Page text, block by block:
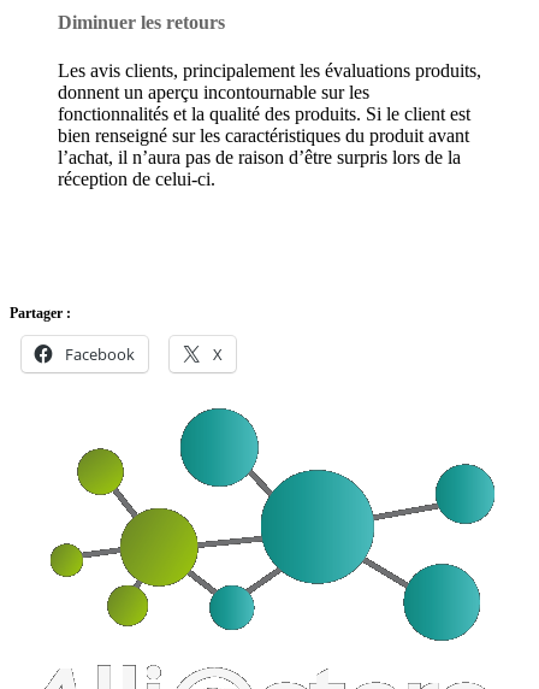
Diminuer les retours
Les avis clients, principalement les évaluations produits,
donnent un aperçu incontournable sur les
fonctionnalités et la qualité des produits. Si le client est
bien renseigné sur les caractéristiques du produit avant
l’achat, il n’aura pas de raison d’être surpris lors de la
réception de celui-ci.
Partager :
Facebook X